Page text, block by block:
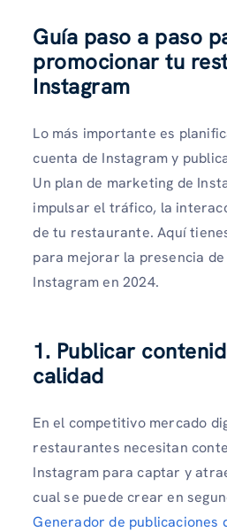
Guía paso a paso
promocionar tu
Instagram
Lo más importante es
cuenta de Instagram y
Un plan de marketing de
impulsar el tráfico, la
de tu restaurante. Aquí
para mejorar la presencia
Instagram en 2024.
1. Publicar
calidad
En el competitivo mercado
restaurantes necesitan
Instagram para captar y
cual se puede crear en
Generador de publicaciones